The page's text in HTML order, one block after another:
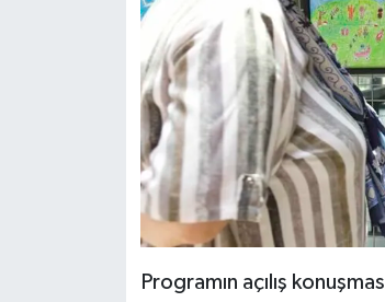
Programın açılış